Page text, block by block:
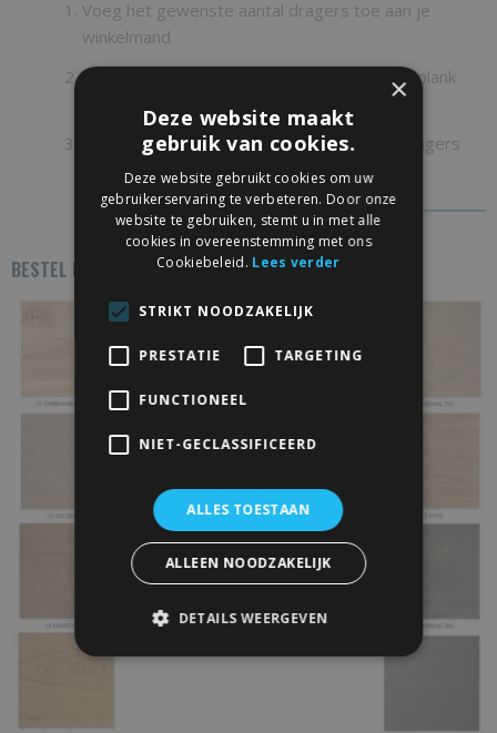
Voeg het gewenste aantal dragers toe aan je
winkelmand
Optioneel: bestel een passende eiken wandplank
Rond af en ontvang jouw industriële plankdragers
snel thuis
BESTEL DEZE WANDPLANK IN DE VOLGENDE KLEUREN:
×
Deze website maakt
gebruik van cookies.
Deze website gebruikt cookies om uw
gebruikerservaring te verbeteren. Door onze
website te gebruiken, stemt u in met alle
cookies in overeenstemming met ons
Cookiebeleid. Lees verder
STRIKT NOODZAKELIJK
PRESTATIE TARGETING
FUNCTIONEEL
NIET-GECLASSIFICEERD
ALLES TOESTAAN
ALLEEN NOODZAKELIJK
DETAILS WEERGEVEN